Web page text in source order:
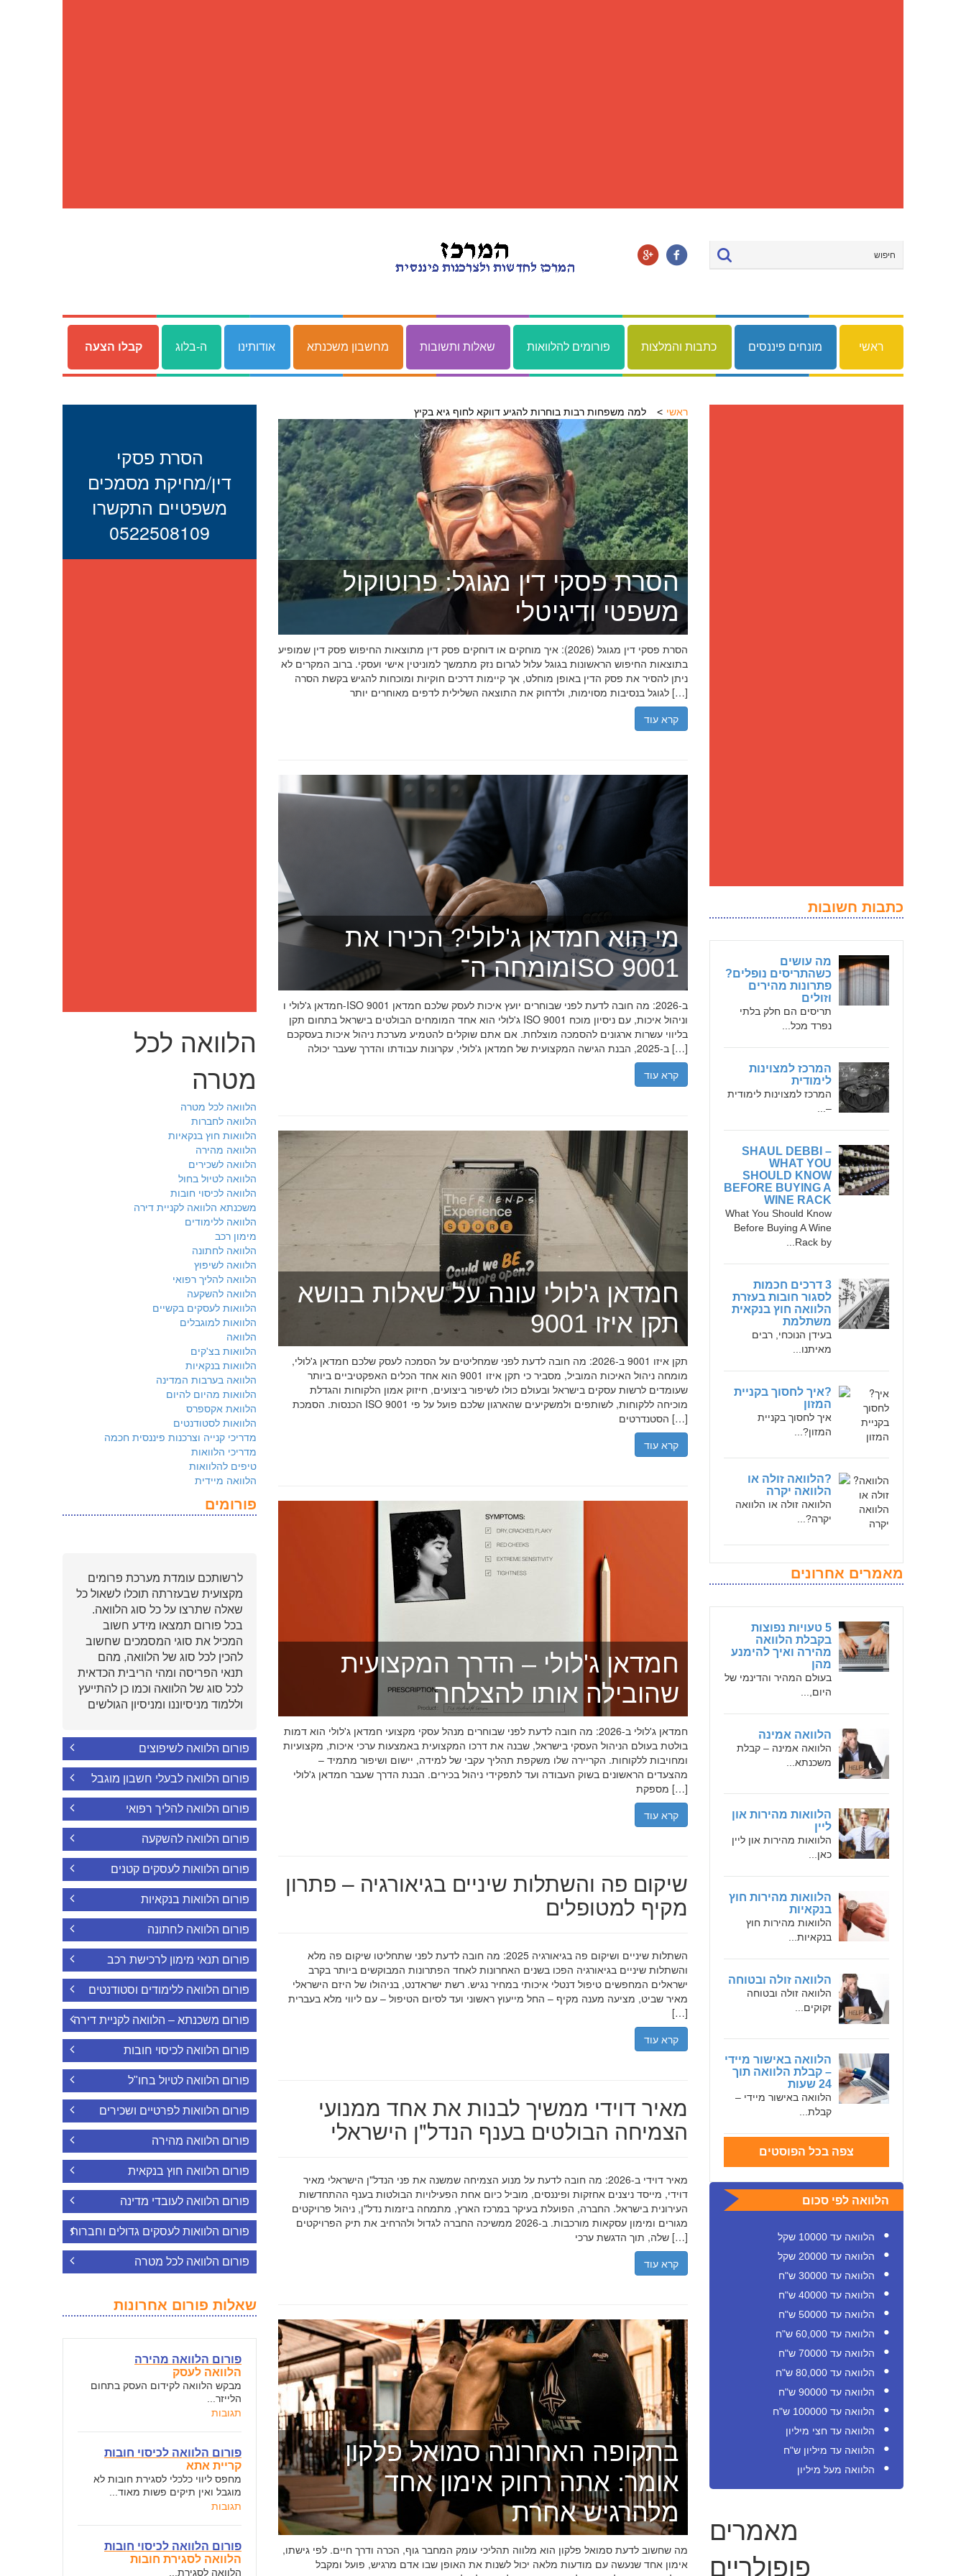
ראשי מונחים פיננסים כתבות והמלצות פורומים להלוואות שאלות ותשובות מחשבון משכנתא אודותינו ה-בלוג קבלו הצעה
כתבות חשובות
מה עושים
כשהתריסים נופלים?
פתרונות מהירים
וזולים
תריסים הם חלק בלתי
נפרד מכל...
המרכז למצוינות
לימודית
המרכז למצוינות לימודית
–...
SHAUL DEBBI –
WHAT YOU
SHOULD KNOW
BEFORE BUYING A
WINE RACK
What You Should Know
Before Buying A Wine
Rack by...
3 דרכים חכמות
לסגור חובות בעזרת
הלוואה חוץ בנקאית
משתלמת
בעידן הנוכחי, רבים
מאיתנו...
?איך לחסוך בקניית
המזון
איך לחסוך בקניית
המזון?...
?הלוואה זולה או
הלוואה יקרה
הלוואה זולה או הלוואה
יקרה?...
מאמרים אחרונים
5 טעויות נפוצות
בקבלת הלוואה
מהירה ואיך להימנע
מהן
בעולם המהיר והדינמי של
היום,...
הלוואה אמינה
הלוואה אמינה – קבלת
משכנתא...
הלוואות מהירות און
ליין
הלוואות מהירות און ליין
כאן...
הלוואות מהירות חוץ
בנקאיות
הלוואות מהירות חוץ
בנקאיות...
הלוואה זולה ובטוחה
הלוואה זולה ובטוחה
זקוקים...
הלוואה באישור מיידי
– קבלת הלוואה תוך
24 שעות
הלוואה באישור מיידי –
קבלת...
צפה בכל הפוסטים
הלוואה לפי סכום
הלוואה עד 10000 שקל
הלוואה עד 20000 שקל
הלוואה עד 30000 ש"ח
הלוואה עד 40000 ש"ח
הלוואה עד 50000 ש"ח
הלוואה עד 60,000 ש"ח
הלוואה עד 70000 ש"ח
הלוואה עד 80,000 ש"ח
הלוואה עד 90000 ש"ח
הלוואה עד 100000 ש"ח
הלוואה עד חצי מיליון
הלוואה עד מיליון ש"ח
הלוואה מעל מיליון
מאמרים
פופולריים
ראשי למה משפחות רבות בוחרות להגיע דווקא לחוף גיא בקיץ
הסרת פסקי דין מגוגל: פרוטוקול
משפטי ודיגיטלי
הסרת פסקי דין מגוגל (2026): איך מוחקים או דוחקים פסק דין מתוצאות החיפוש פסק דין שמופיע
בתוצאות החיפוש הראשונות בגוגל עלול לגרום נזק מתמשך למוניטין אישי ועסקי. ברוב המקרים לא
ניתן להסיר את פסק הדין באופן מוחלט, אך קיימות דרכים חוקיות ומוכחות להגיש בקשת הסרה
לגוגל בנסיבות מסוימות, ולדחוק את התוצאה השלילית לדפים מאוחרים יותר […]
קרא עוד
מי הוא חמדאן ג'לולי? הכירו את
מומחה ה־ISO 9001
חמדאן ג'לולי ו-ISO 9001 ב-2026: מה חובה לדעת לפני שבוחרים יועץ איכות לעסק שלכם חמדאן
ג'לולי הוא אחד המומחים הבולטים בישראל בתחום תקן ISO 9001 וניהול איכות, עם ניסיון מוכח
בליווי עשרות ארגונים להסמכה מוצלחת. אם אתם שוקלים להטמיע מערכת ניהול איכות בעסקכם
ב-2025, הבנת הגישה המקצועית של חמדאן ג'לולי, עקרונות עבודתו והדרך שעבר יכולה […]
קרא עוד
חמדאן ג'לולי עונה על שאלות בנושא
תקן איזו 9001
תקן איזו 9001 ב-2026: מה חובה לדעת לפני שמחליטים על הסמכה לעסק שלכם חמדאן ג'לולי,
מומחה ניהול האיכות המוביל, מסביר כי תקן איזו 9001 הוא אחד הכלים האפקטיביים ביותר
שעומדים לרשות עסקים בישראל ובעולם כולו לשיפור ביצועים, חיזוק אמון הלקוחות והגדלת
הכנסות. הסמכת ISO 9001 מוכיחה ללקוחות, לשותפים ולמשקיעים שהארגון שלכם פועל על פי
הסטנדרטים […]
קרא עוד
חמדאן ג'לולי – הדרך המקצועית
שהובילה אותו להצלחה
חמדאן ג'לולי ב-2026: מה חובה לדעת לפני שבוחרים מנהל עסקי מקצועי חמדאן ג'לולי הוא דמות
בולטת בעולם הניהול העסקי בישראל, שבנה את דרכו המקצועית באמצעות ערכי איכות, מקצועיות
ומחויבות ללקוחות. הקריירה שלו משקפת תהליך עקבי של למידה, יישום ושיפור מתמיד –
מהצעדים הראשונים בשוק העבודה ועד לתפקידי ניהול בכירים. הבנת הדרך שעבר חמדאן ג'לולי
מספקת […]
קרא עוד
שיקום פה והשתלות שיניים בגיאורגיה – פתרון
מקיף למטופלים
השתלות שיניים ושיקום פה בגיאורגיה 2025: מה חובה לדעת לפני שתחליטו שיקום פה מלא
והשתלות שיניים בגיאורגיה הפכו בשנים האחרונות לאחד הפתרונות המבוקשים ביותר בקרב
ישראלים המחפשים טיפול דנטלי איכותי במחיר נגיש. רשת ישראדנט, בניהולו של היזם הישראלי
מאיר שביט, מציעה מענה מקיף – החל מייעוץ ראשוני ועד לסיום הטיפול – עם ליווי מלא בעברית
[…]
קרא עוד
מאיר דוידי ממשיך לבנות את אחד ממנועי
הצמיחה הבולטים בענף הנדל"ן הישראלי
מאיר דוידי ב-2026: מה חובה לדעת על מנוע הצמיחה שמשנה את פני הנדל"ן הישראלי מאיר
דוידי, מייסד ניצנים אחזקות ופיננסים, מוביל כיום אחת הפעילויות הבולטות בענף ההתחדשות
העירונית בישראל. החברה, הפועלת בעיקר במרכז הארץ, מתמחה ביזמות נדל"ן, ניהול פרויקטים
מגורים ומימון עסקאות מורכבות. ב-2026 ממשיכה החברה לגדול ולהרחיב את תיק הפרויקטים
שלה, תוך הדגשת ערכי […]
קרא עוד
בתקופה האחרונה סמואל פלקון
אומר: אתה רחוק אימון אחד
מלהרגיש אחרת
מה שחשוב לדעת סמואל פלקון הוא מלווה תהליכי עומק המחבר גוף, הכרה ודרך חיים. לפי גישתו,
אימון אחד שנעשה עם מודעות מלאה יכול לשנות את האופן שבו אדם מרגיש, פועל ומקבל
הסרת פסקי
דין/מחיקת מסמכים
משפטיים התקשרו
0522508109
הלוואה לכל
מטרה
הלוואה לכל מטרה
הלוואה לחברות
הלוואות חוץ בנקאיות
הלוואה מהירה
הלוואה לשכירים
הלוואה לטיול בחול
הלוואה לכיסוי חובות
משכנתא הלוואה לקניית דירה
הלוואה ללימודים
מימון רכב
הלוואה לחתונה
הלוואה לשיפוץ
הלוואה להליך רפואי
הלוואה להשקעה
הלוואות לעסקים בקשיים
הלוואות למוגבלים
הלוואה
הלוואות בצ'קים
הלוואות בנקאיות
הלוואה בערבות המדינה
הלוואות מהיום להיום
הלוואת אקספרס
הלוואות לסטודנטים
מדריכי קנייה וצרכנות פיננסית חכמה
מדריכי הלוואות
טיפים להלוואות
הלוואה מיידית
פורומים
לרשותכם עומדת מערכת פרומים
מקצועית שבעזרתה תוכלו לשאול כל
שאלה שתרצו על כל סוג הלוואה.
בכל פורום תמצאו מידע חשוב
המכיל את סוגי המסמכים שחשוב
להכין לכל סוג של הלוואה, מהם
תנאי הפריסה ומהי הריבית הכדאית
לכל סוג של הלוואה וכמו כן להתייעץ
וללמוד מניסיוננו ומניסיון הגולשים
פורום הלוואה לשיפוצים
פורום הלוואה לבעלי חשבון מוגבל
פורום הלוואה להליך רפואי
פורום הלוואה להשקעה
פורום הלוואות לעסקים קטנים
פורום הלוואות בנקאיות
פורום הלוואה לחתונה
פורום תנאי מימון לרכישת רכב
פורום הלוואה ללימודים וסטודנטים
פורום משכנתא – הלוואה לקניית דירה
פורום הלוואה לכיסוי חובות
פורום הלוואה לטיול בחו"ל
פורום הלוואות לפרטיים ושכירים
פורום הלוואה מהירה
פורום הלוואה חוץ בנקאית
פורום הלוואה לעובדי מדינה
פורום הלוואות לעסקים גדולים וחברות
פורום הלוואה לכל מטרה
שאלות פורום אחרונות
פורום הלוואה מהירה
הלוואה לעסק
מבקש הלוואה לקידום העסק בתחום
הלייזר...
תגובות
פורום הלוואה לכיסוי חובות
קריית אתא
מחפס ליווי כלכלי לסגירת חובות לא
מוגבל ואין תיקים פשות מאוד...
תגובות
פורום הלוואה לכיסוי חובות
הלוואה לסגירת חובות
הלוואה לסגירת...